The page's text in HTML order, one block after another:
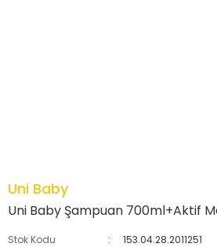
Uni Baby
Uni Baby Şampuan 700ml+Aktif
Stok Kodu
153.04.28.2011251